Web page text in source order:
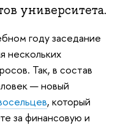
университета.
году заседание
нескольких
Так, в состав
— новый
, который
за финансовую и